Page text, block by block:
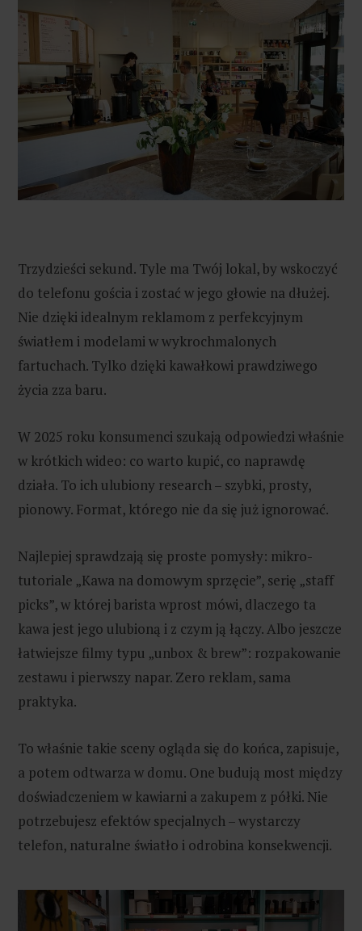
Trzydzieści sekund. Tyle ma Twój lokal, by wskoczyć
do telefonu gościa i zostać w jego głowie na dłużej.
Nie dzięki idealnym reklamom z perfekcyjnym
światłem i modelami w wykrochmalonych
fartuchach. Tylko dzięki kawałkowi prawdziwego
życia zza baru.
W 2025 roku konsumenci szukają odpowiedzi właśnie
w krótkich wideo: co warto kupić, co naprawdę
działa. To ich ulubiony research – szybki, prosty,
pionowy. Format, którego nie da się już ignorować.
Najlepiej sprawdzają się proste pomysły: mikro-
tutoriale „Kawa na domowym sprzęcie”, serię „staff
picks”, w której barista wprost mówi, dlaczego ta
kawa jest jego ulubioną i z czym ją łączy. Albo jeszcze
łatwiejsze filmy typu „unbox & brew”: rozpakowanie
zestawu i pierwszy napar. Zero reklam, sama
praktyka.
To właśnie takie sceny ogląda się do końca, zapisuje,
a potem odtwarza w domu. One budują most między
doświadczeniem w kawiarni a zakupem z półki. Nie
potrzebujesz efektów specjalnych – wystarczy
telefon, naturalne światło i odrobina konsekwencji.